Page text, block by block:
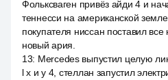
Фольксваген привёз айди 4 и
теннесси на американской
покупателя ниссан поставил
новый ария.
13: Mercedes выпустил целую
l x и y 4, стеллан запустил